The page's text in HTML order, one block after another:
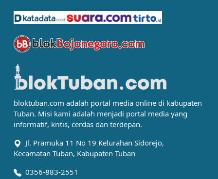
bloktuban.com adalah portal media online di kabupaten
Tuban. Misi kami adalah menjadi portal media yang
informatif, kritis, cerdas dan terdepan.
Jl. Pramuka 11 No 19 Kelurahan Sidorejo,
Kecamatan Tuban, Kabupaten Tuban
0356-883-2551